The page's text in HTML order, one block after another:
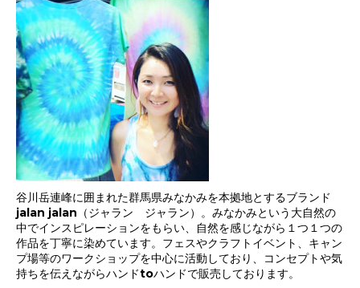
谷川岳連峰に囲まれた群馬県みなかみを本拠地とするブランド
jalan jalan（ジャラン ジャラン）。みなかみという大自然の
中でインスピレーションをもらい、自然を感じながら１つ１つの
作品を丁寧に染めています。フェスやクラフトイベント、キャン
プ場等のワークショップを中心に活動しており、コンセプトや気
持ちを伝えながらハンドtoハンドで販売しております。